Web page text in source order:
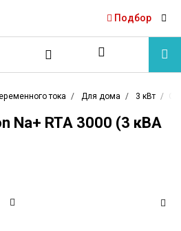
Подбор
тока Для дома 3 кВт
Na+ RTA 3000 (3 кВА